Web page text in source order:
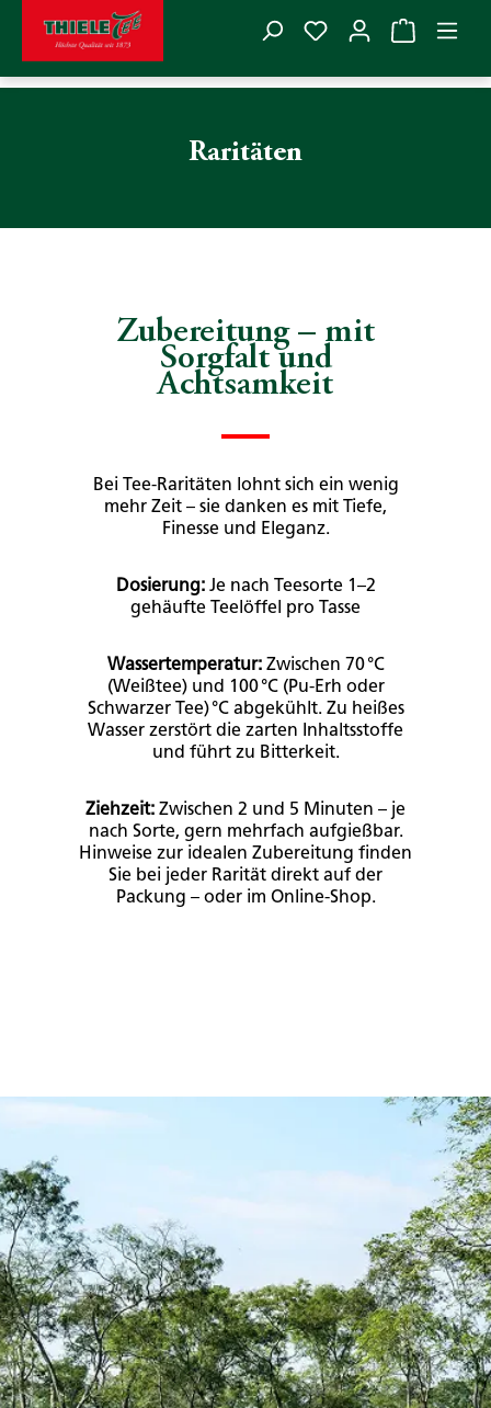
Zum Hauptinhalt springen Du hast 0
Raritäten
Zubereitung – mit
Sorgfalt und
Achtsamkeit
Bei Tee-Raritäten lohnt sich ein wenig
mehr Zeit – sie danken es mit Tiefe,
Finesse und Eleganz.
Dosierung:Je nach Teesorte 1–2
gehäufte Teelöffel pro Tasse
Wassertemperatur:Zwischen 70 °C
(Weißtee) und 100 °C (Pu-Erh oder
Schwarzer Tee) °C abgekühlt. Zu heißes
Wasser zerstört die zarten Inhaltsstoffe
und führt zu Bitterkeit.
Ziehzeit: Zwischen 2 und 5 Minuten – je
nach Sorte, gern mehrfach aufgießbar.
Hinweise zur idealen Zubereitung finden
Sie bei jeder Rarität direkt auf der
Packung – oder im Online-Shop.